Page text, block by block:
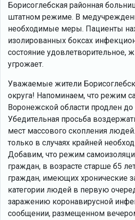
Борисоглебская районная
штатном режиме. В
необходимые меры. Пациенты
изолированных боксах
состояние удовлетворительное,
угрожает.
Уважаемые жители
округа! Напоминаем, что режим
Воронежской области продлен до
Убедительная просьба
мест массового скопления
только в случаях крайней
Добавим, что режим
граждан, в возрасте старше б5
граждан, имеющих хронические
категории людей в первую
заражению коронавирусной
cообщении, размещенном